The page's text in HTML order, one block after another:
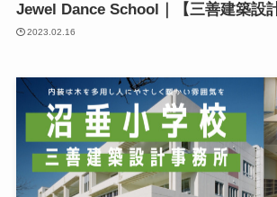
Jewel Dance School｜【三善建築設
2023.02.16